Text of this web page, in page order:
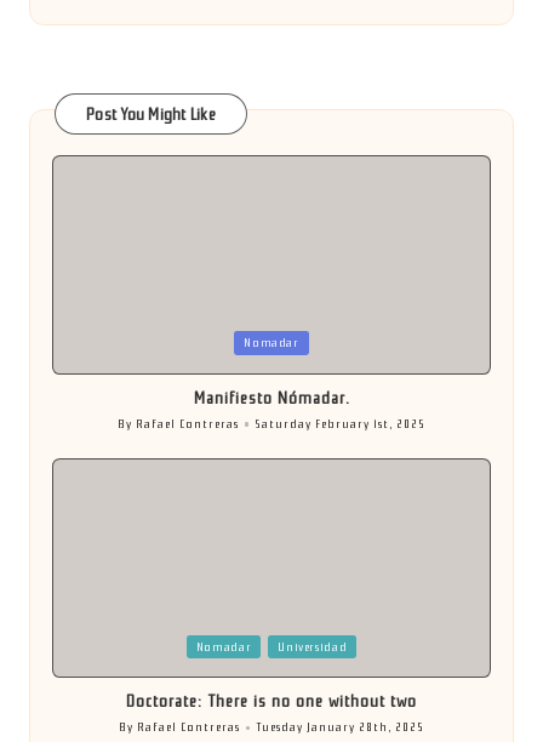
Post You Might Like
Nomadar
Manifiesto Nómadar.
Posted
by
By Rafael Contreras Saturday February 1st, 2025
Nomadar Universidad
Doctorate: There is no one without two
Posted
By Rafael Contreras Tuesday January 28th, 2025